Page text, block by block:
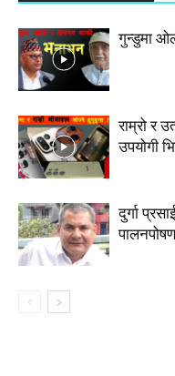
गुन्डुमा
राम्रो र
उपयोगी
दुर्गा